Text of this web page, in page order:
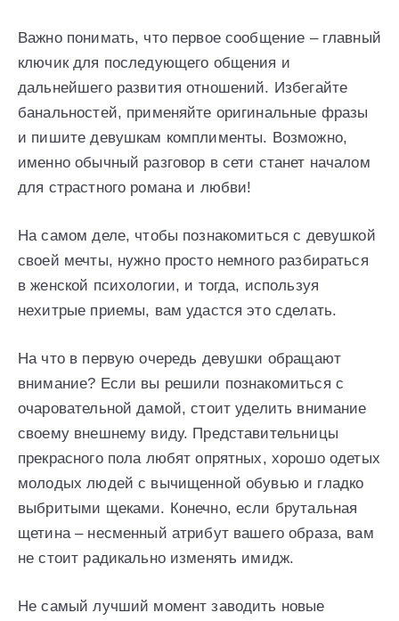
Важно понимать, что первое сообщение – главный
ключик для последующего общения и
дальнейшего развития отношений. Избегайте
банальностей, применяйте оригинальные фразы
и пишите девушкам комплименты. Возможно,
именно обычный разговор в сети станет началом
для страстного романа и любви!
На самом деле, чтобы познакомиться с девушкой
своей мечты, нужно просто немного разбираться
в женской психологии, и тогда, используя
нехитрые приемы, вам удастся это сделать.
На что в первую очередь девушки обращают
внимание? Если вы решили познакомиться с
очаровательной дамой, стоит уделить внимание
своему внешнему виду. Представительницы
прекрасного пола любят опрятных, хорошо одетых
молодых людей с вычищенной обувью и гладко
выбритыми щеками. Конечно, если брутальная
щетина – несменный атрибут вашего образа, вам
не стоит радикально изменять имидж.
Не самый лучший момент заводить новые